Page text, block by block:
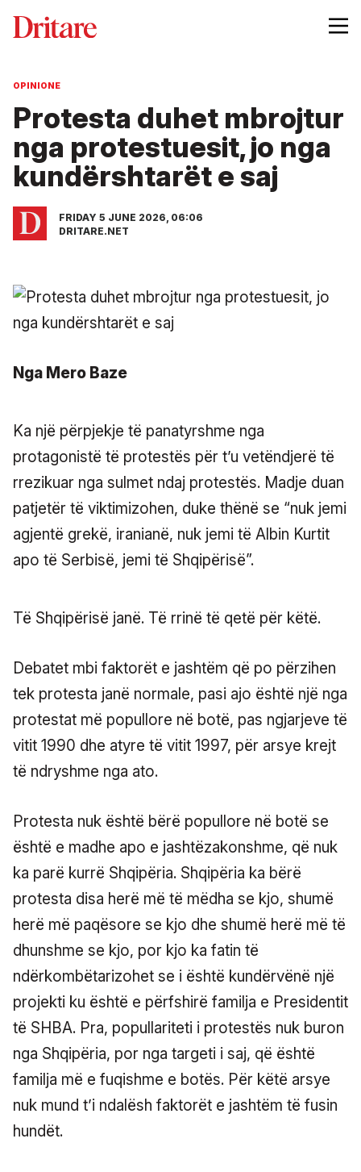
OPINIONE
Protesta duhet mbrojtur
nga protestuesit, jo nga
kundërshtarët e saj
FRIDAY 5 JUNE 2026, 06:06
DRITARE.NET
Nga Mero Baze
Ka një përpjekje të panatyrshme nga
protagonistë të protestës për t’u vetëndjerë të
rrezikuar nga sulmet ndaj protestës. Madje duan
patjetër të viktimizohen, duke thënë se “nuk jemi
agjentë grekë, iranianë, nuk jemi të Albin Kurtit
apo të Serbisë, jemi të Shqipërisë”.
Të Shqipërisë janë. Të rrinë të qetë për këtë.
Debatet mbi faktorët e jashtëm që po përzihen
tek protesta janë normale, pasi ajo është një nga
protestat më popullore në botë, pas ngjarjeve të
vitit 1990 dhe atyre të vitit 1997, për arsye krejt
të ndryshme nga ato.
Protesta nuk është bërë popullore në botë se
është e madhe apo e jashtëzakonshme, që nuk
ka parë kurrë Shqipëria. Shqipëria ka bërë
protesta disa herë më të mëdha se kjo, shumë
herë më paqësore se kjo dhe shumë herë më të
dhunshme se kjo, por kjo ka fatin të
ndërkombëtarizohet se i është kundërvënë një
projekti ku është e përfshirë familja e Presidentit
të SHBA. Pra, popullariteti i protestës nuk buron
nga Shqipëria, por nga targeti i saj, që është
familja më e fuqishme e botës. Për këtë arsye
nuk mund t’i ndalësh faktorët e jashtëm të fusin
hundët.